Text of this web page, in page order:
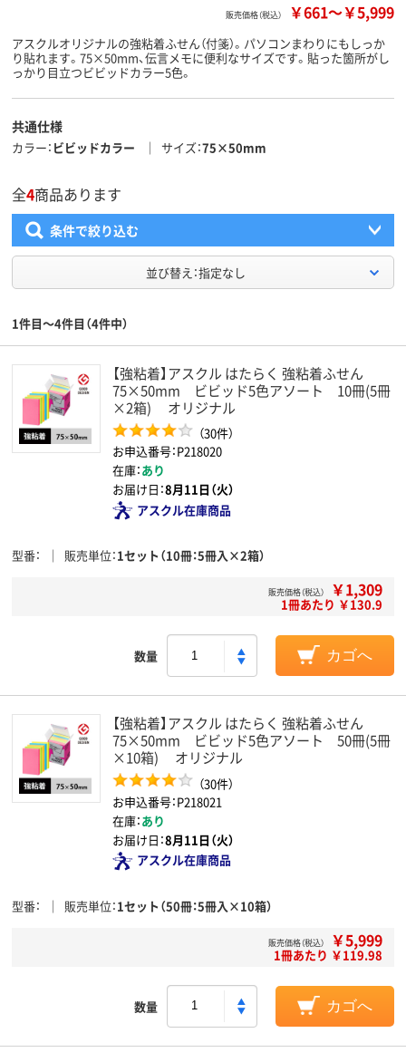
販売価格（税込） ￥661～￥5,999
アスクルオリジナルの強粘着ふせん（付箋）。パソコンまわりにもしっか
り貼れます。75×50mm、伝言メモに便利なサイズです。貼った箇所がし
っかり目立つビビッドカラー5色。
共通仕様
カラー ビビッドカラー サイズ 75×50mm
全4商品あります
条件で絞り込む
並び替え：指定なし
1件目～4件目（4件中）
【強粘着】アスクル はたらく 強粘着ふせん
75×50mm ビビッド5色アソート 10冊(5冊
×2箱) オリジナル
（30件）
お申込番号：P218020
在庫：あり
お届け日：8月11日（火）
アスクル在庫商品
型番 販売単位 1セット（10冊：5冊入×2箱）
販売価格（税込） ￥1,309
1冊あたり ￥130.9
数量 カゴへ
【強粘着】アスクル はたらく 強粘着ふせん
75×50mm ビビッド5色アソート 50冊(5冊
×10箱) オリジナル
（30件）
お申込番号：P218021
在庫：あり
お届け日：8月11日（火）
アスクル在庫商品
型番 販売単位 1セット（50冊：5冊入×10箱）
販売価格（税込） ￥5,999
1冊あたり ￥119.98
数量 カゴへ